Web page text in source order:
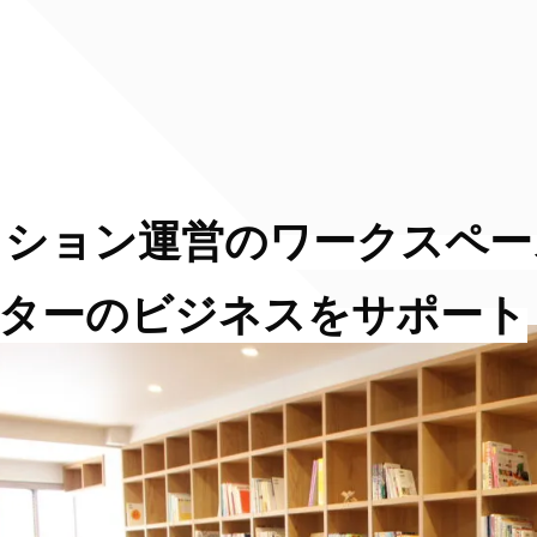
ョン運営のワークスペ
ーのビジネスをサポート